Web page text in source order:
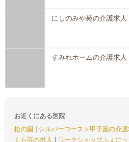
にしのみや苑の介護求人
すみれホームの介護求人
お近くにある医院
松の園
シルバーコースト甲子園の介護
くら荘の求人
ワークショップふぇに